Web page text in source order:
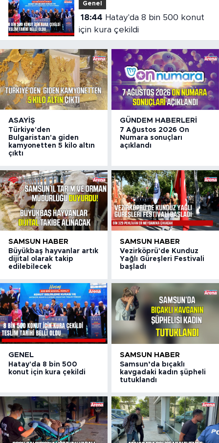
Genel
18:44
için kura çekildi
ASAYIŞ
Türkiye'den
Bulgaristan'a giden
kamyonetten 5 kilo altın
çıktı
GÜNDEM HABERLERI
7 Ağustos 2026 On
Numara sonuçları
açıklandı
SAMSUN HABER
Büyükbaş hayvanlar artık
dijital olarak takip
edilebilecek
SAMSUN HABER
Vezirköprü'de Kunduz
Yağlı Güreşleri Festivali
başladı
GENEL
Hatay'da 8 bin 500
konut için kura çekildi
SAMSUN HABER
Samsun’da bıçaklı
kavgadaki kadın şüpheli
tutuklandı